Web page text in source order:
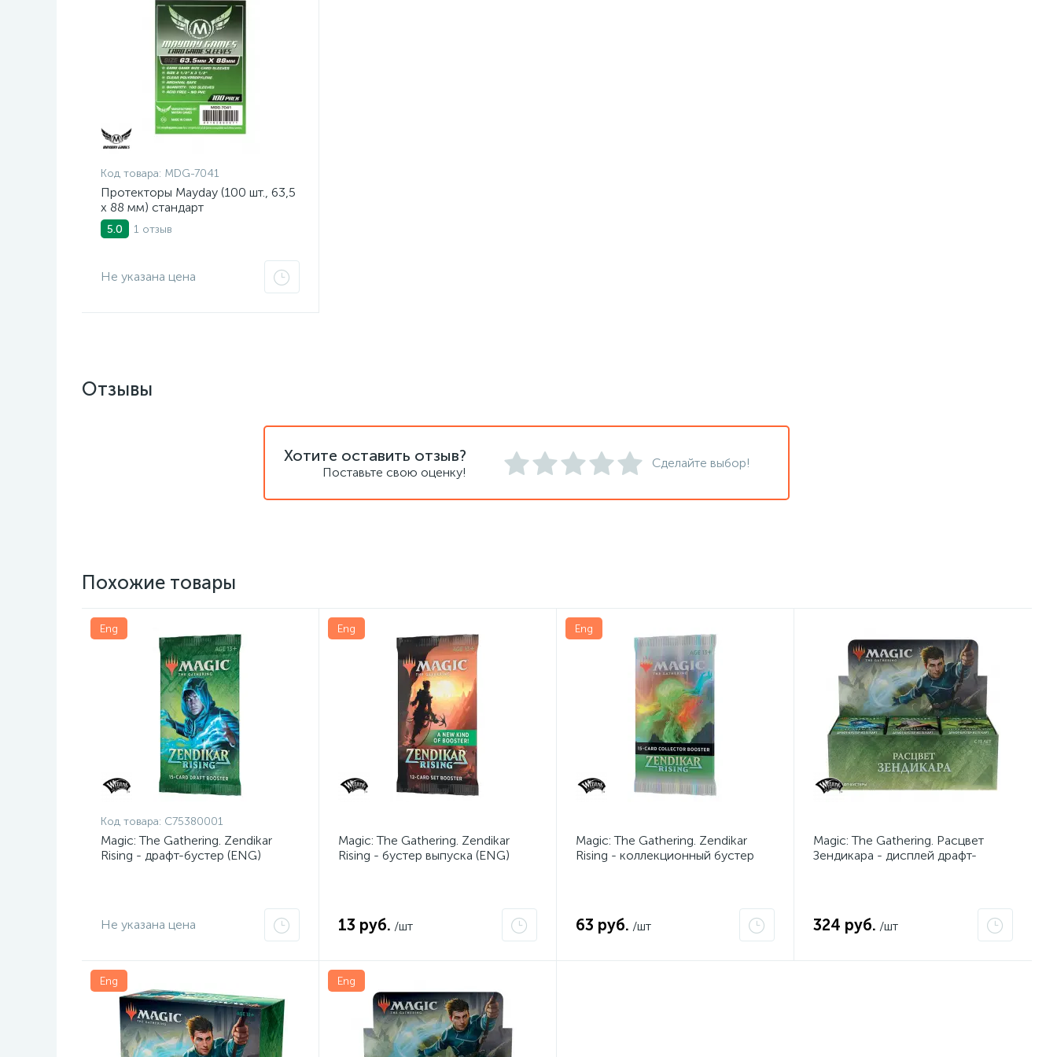
Код товара: MDG-7041
Протекторы Mayday (100 шт., 63,5
x 88 мм) стандарт
5.0 1 отзыв
Не указана цена
Отзывы
Хотите оставить отзыв?
Поставьте свою оценку!
Сделайте выбор!
Похожие товары
Eng
Код товара: C75380001
Magic: The Gathering. Zendikar
Rising - драфт-бустер (ENG)
Не указана цена
Eng
Magic: The Gathering. Zendikar
Rising - бустер выпуска (ENG)
13 руб. /шт
Eng
Magic: The Gathering. Zendikar
Rising - коллекционный бустер
63 руб. /шт
Magic: The Gathering. Расцвет
Зендикара - дисплей драфт-
324 руб. /шт
Eng Eng